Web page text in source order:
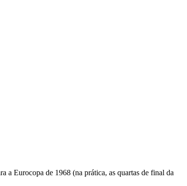
a Eurocopa de 1968 (na prática, as quartas de final da